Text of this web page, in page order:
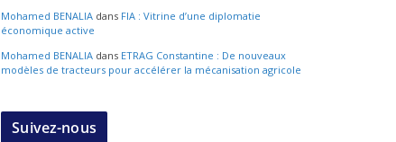
Mohamed BENALIA dans FIA : Vitrine d’une diplomatie
économique active
Mohamed BENALIA dans ETRAG Constantine : De nouveaux
modèles de tracteurs pour accélérer la mécanisation agricole
Suivez-nous